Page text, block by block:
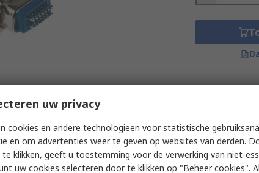
Op voorraad
RS PRO, Centronics 24 Way
SCSI Connector 2.16 mm Pitch
RS-stocknr. 239-1112
Aantal
uw privacy
cookies en andere technologieën voor statistische
en om advertenties weer te geven op websites van derden.
klikken, geeft u toestemming voor de verwerking van niet-
uw cookies selecteren door te klikken op "Beheer cookies".